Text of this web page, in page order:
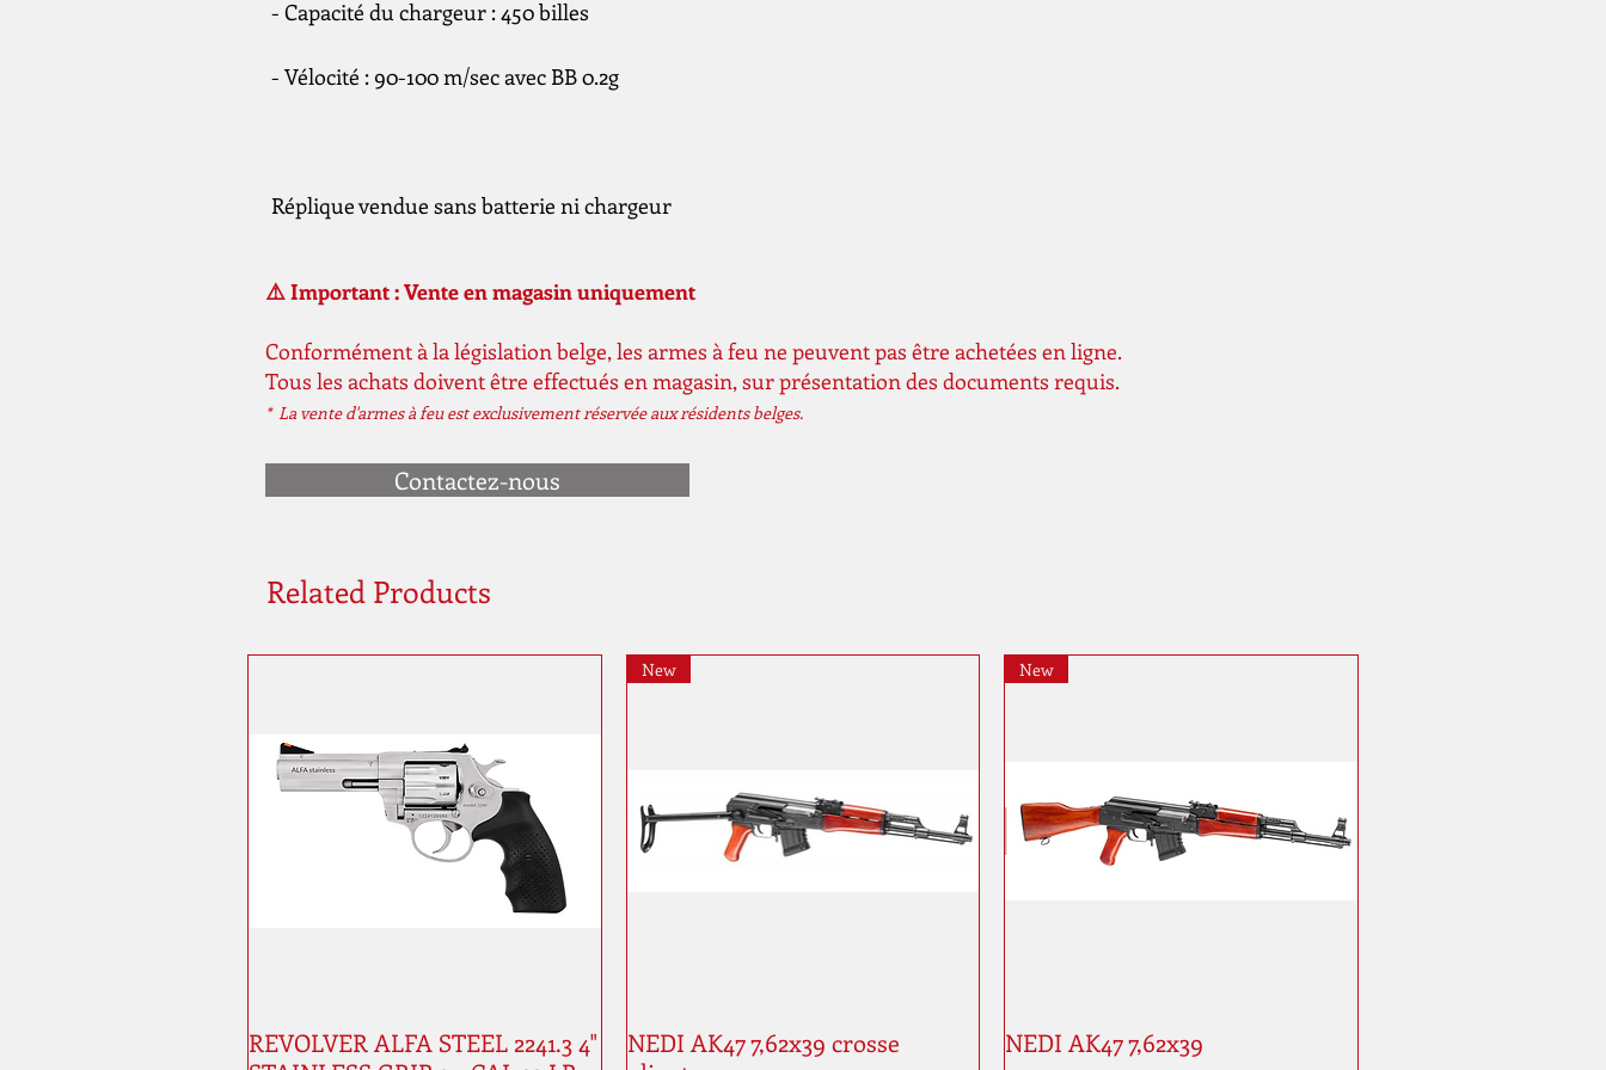
- Capacité du chargeur : 450 billes
- Vélocité : 90-100 m/sec avec BB 0.2g
Réplique vendue sans batterie ni chargeur
⚠️ Important : Vente en magasin uniquement
Conformément à la législation belge, les armes à feu ne peuvent pas être achetées en ligne.
Tous les achats doivent être effectués en magasin, sur présentation des documents requis.
* La vente d'armes à feu est exclusivement réservée aux résidents belges.
Contactez-nous
Related Products
REVOLVER ALFA STEEL 2241.3 4"
New
NEDI AK47 7,62x39 crosse
New
NEDI AK47 7,62x39